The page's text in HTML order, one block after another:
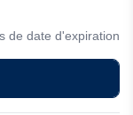
une sélection de
de date d'expiration